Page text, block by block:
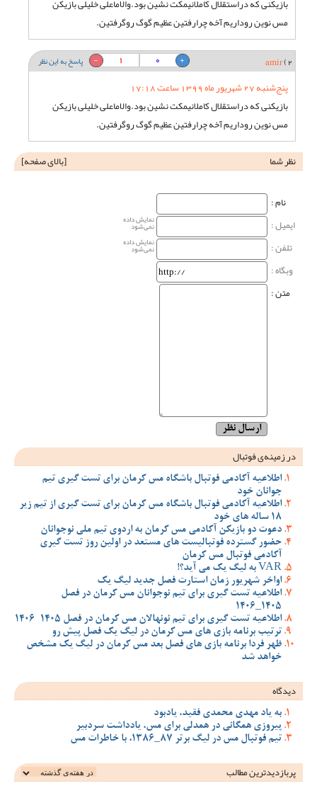
بازیکنی که دراستقلال کاملانیمکت نشین بود.والاماعلی خلیلی بازیکن
مس نوین روداریم آخه چرارفتین عظیم گوگ روگرفتین.
2)
amir پاسخ به این نظر 1
0
پنج‌شنبه 27 شهریور ماه 1399 ساعت 17:18
بازیکنی که دراستقلال کاملانیمکت نشین بود.والاماعلی خلیلی بازیکن
مس نوین روداریم آخه چرارفتین عظیم گوگ روگرفتین.
نظر شما
[بالای صفحه]
نام‌ :
ایمیل :
نمایش داده
نمی‌شود
تلفن : نمایش داده
نمی‌شود
وبگاه‌ :
متن :
در زمینه‌ی فوتبال
اطلاعیه آکادمی فوتبال باشگاه مس کرمان برای تست گیری تیم
جوانان خود
اطلاعیه آکادمی فوتبال باشگاه مس کرمان برای تست گیری از تیم زیر
18 ساله های خود
دعوت دو بازیکن آکادمی مس کرمان به اردوی تیم ملی نوجوانان
حضور گسترده فوتبالیست های مستعد در اولین روز تست گیری
آکادمی فوتبال مس کرمان
VAR به لیگ یک می آید؟!
اواخر شهریور زمان استارت فصل جدید لیگ یک
اطلاعیه تست گیری برای تیم نوجوانان مس کرمان در فصل
1405_1406
اطلاعیه تست گیری برای تیم نونهالان مس کرمان در فصل 1405-1406
ترتیب برنامه بازی های مس کرمان در لیگ یک فصل پیش رو
ظهر فردا برنامه بازی های فصل بعد مس کرمان در لیگ یک مشخص
خواهد شد
دیدگاه
به یاد مهدی محمدی فقید، یادبود
پیروزی همگانی در همدلی برای مس، یادداشت سردبیر
تیم فوتبال مس در لیگ برتر 87_1386، با خاطرات مس
پربازدیدترین‌ مطالب